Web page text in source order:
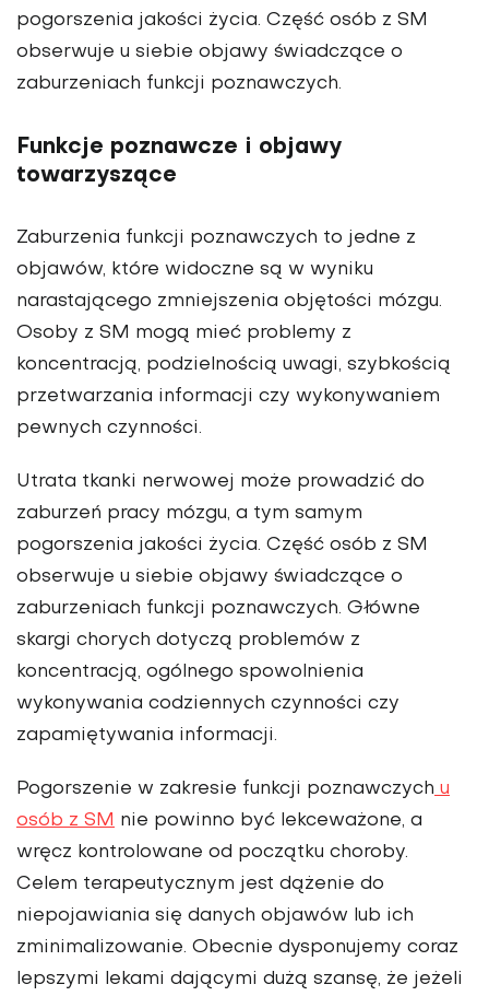
pogorszenia jakości życia. Część osób z SM
obserwuje u siebie objawy świadczące o
zaburzeniach funkcji poznawczych.
Funkcje poznawcze i objawy
towarzyszące
Zaburzenia funkcji poznawczych to jedne z
objawów, które widoczne są w wyniku
narastającego zmniejszenia objętości mózgu.
Osoby z SM mogą mieć problemy z
koncentracją, podzielnością uwagi, szybkością
przetwarzania informacji czy wykonywaniem
pewnych czynności.
Utrata tkanki nerwowej może prowadzić do
zaburzeń pracy mózgu, a tym samym
pogorszenia jakości życia. Część osób z SM
obserwuje u siebie objawy świadczące o
zaburzeniach funkcji poznawczych. Główne
skargi chorych dotyczą problemów z
koncentracją, ogólnego spowolnienia
wykonywania codziennych czynności czy
zapamiętywania informacji.
Pogorszenie w zakresie funkcji poznawczych u
osób z SM nie powinno być lekceważone, a
wręcz kontrolowane od początku choroby.
Celem terapeutycznym jest dążenie do
niepojawiania się danych objawów lub ich
zminimalizowanie. Obecnie dysponujemy coraz
lepszymi lekami dającymi dużą szansę, że jeżeli